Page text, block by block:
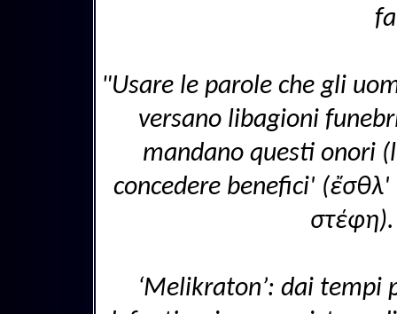
"Usare le parole che gli
versano libagioni
mandano questi onori
concedere benefici' (ἔσθλ'
‘Melikraton’: dai